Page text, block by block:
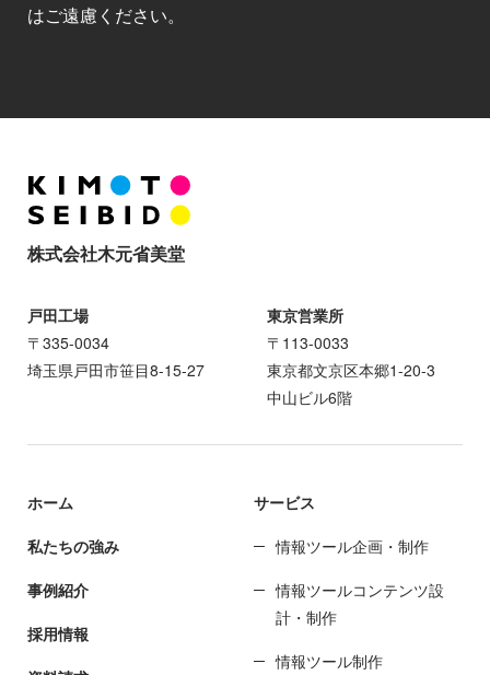
はご遠慮ください。
株式会社木元省美堂
戸田工場
〒335-0034
埼玉県戸田市笹目8-15-27
東京営業所
〒113-0033
東京都文京区本郷1-20-3
中山ビル6階
ホーム
私たちの強み
事例紹介
採用情報
サービス
情報ツール企画・制作
情報ツールコンテンツ設
計・制作
情報ツール制作